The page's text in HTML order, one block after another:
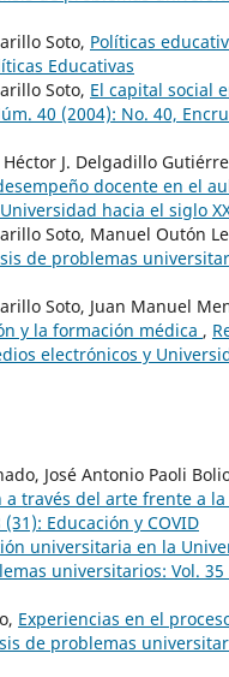
Soto, Políticas
Educativas
Soto, El capital social
40 (2004): No. 40,
J. Delgadillo
docente en el
hacia el siglo
Soto, Manuel Outón
de problemas
Soto, Juan Manuel
y la formación médica ,
electrónicos y
José Antonio Paoli
través del arte frente a la
Educación y COVID
universitaria en la
universitarios: Vol.
Experiencias en el
de problemas